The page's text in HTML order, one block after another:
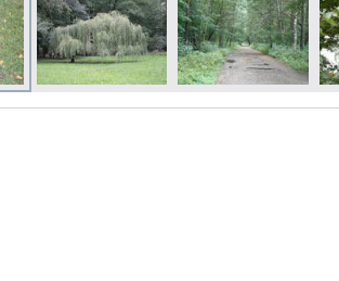
Печать в течение 1 часа в Риге –